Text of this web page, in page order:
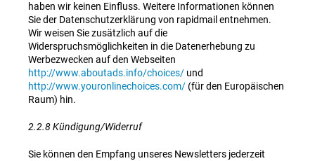
haben wir keinen Einfluss. Weitere Informationen können
Sie der Datenschutzerklärung von rapidmail entnehmen.
Wir weisen Sie zusätzlich auf die
Widerspruchsmöglichkeiten in die Datenerhebung zu
Werbezwecken auf den Webseiten
http://www.aboutads.info/choices/ und
http://www.youronlinechoices.com/ (für den Europäischen
Raum) hin.
2.2.8 Kündigung/Widerruf
Sie können den Empfang unseres Newsletters jederzeit